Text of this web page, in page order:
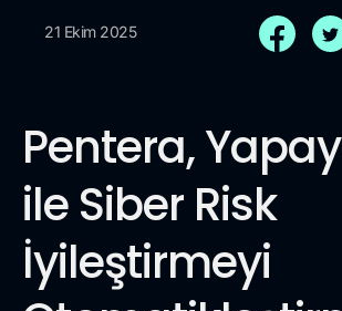
21 Ekim 2025
Pentera,
ile Siber Risk
İyileştirmeyi